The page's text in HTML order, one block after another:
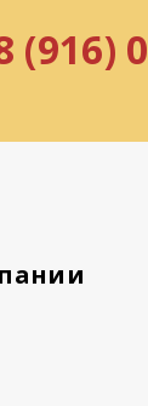
(916)